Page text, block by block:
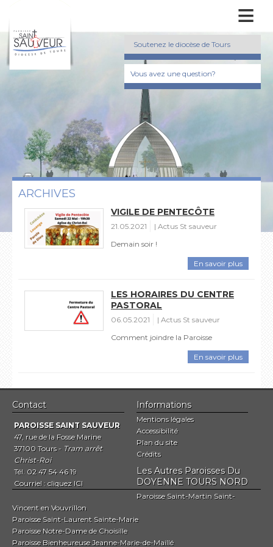
≡
Soutenez le diocèse de Tours
Vous avez une question?
ARCHIVES
VIGILE DE PENTECÔTE
21.05.2021
Actus St sauveur
Demain soir !
En savoir plus
LES HORAIRES DU CENTRE
PASTORAL
06.05.2021
Actus St sauveur
Comment joindre la Paroisse
En savoir plus
Contact
PAROISSE SAINT SAUVEUR
47, rue de la Fosse Marine
37100 Tours - Tram arrêt
Christ-Roi
Tél. 02 47 54 46 19
Courriel : cliquez ICI
Informations
Mentions légales
Accessibilité
Plan du site
Crédits
Les Autres Paroisses Du
DOYENNE TOURS NORD
Paroisse Saint-Martin Saint-
Vincent en Vouvrillon
Paroisse Saint-Laurent Sainte-Marie
Paroisse Notre-Dame de Choisille
Paroisse Bienheureuse Jeanne-Marie-de-Maillé